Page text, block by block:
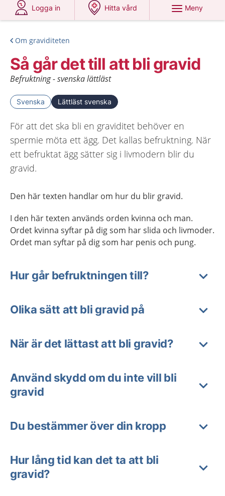
Logga in
Hitta vård
Meny
Om graviditeten
Så går det till att bli gravid
Befruktning - svenska lättläst
Svenska Lättläst svenska
För att det ska bli en graviditet behöver en
spermie möta ett ägg. Det kallas befruktning. När
ett befruktat ägg sätter sig i livmodern blir du
gravid.
Den här texten handlar om hur du blir gravid.
I den här texten används orden kvinna och man.
Ordet kvinna syftar på dig som har slida och livmoder.
Ordet man syftar på dig som har penis och pung.
Hur går befruktningen till?
Olika sätt att bli gravid på
När är det lättast att bli gravid?
Använd skydd om du inte vill bli
gravid
Du bestämmer över din kropp
Hur lång tid kan det ta att bli
gravid?